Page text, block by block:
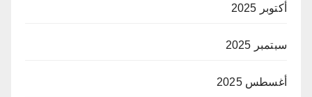
أكتوبر 2025
سبتمبر 2025
أغسطس 2025